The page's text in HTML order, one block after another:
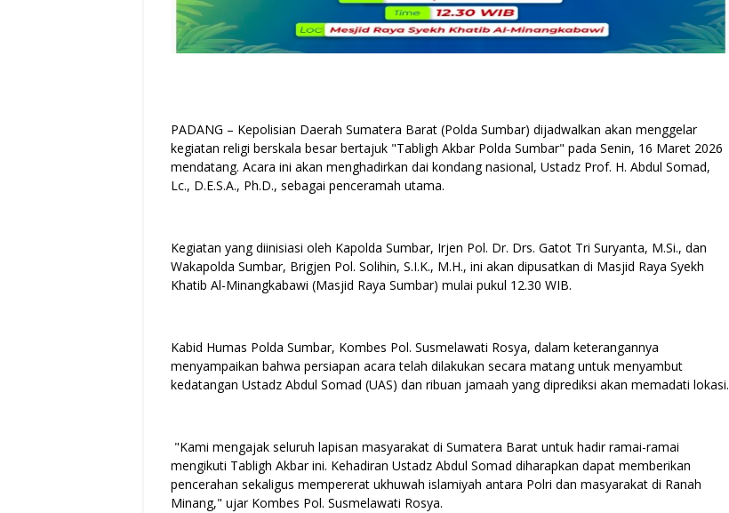
PADANG – Kepolisian Daerah Sumatera Barat (Polda Sumbar) dijadwalkan akan menggelar
kegiatan religi berskala besar bertajuk "Tabligh Akbar Polda Sumbar" pada Senin, 16 Maret 2026
mendatang. Acara ini akan menghadirkan dai kondang nasional, Ustadz Prof. H. Abdul Somad,
Lc., D.E.S.A., Ph.D., sebagai penceramah utama.
Kegiatan yang diinisiasi oleh Kapolda Sumbar, Irjen Pol. Dr. Drs. Gatot Tri Suryanta, M.Si., dan
Wakapolda Sumbar, Brigjen Pol. Solihin, S.I.K., M.H., ini akan dipusatkan di Masjid Raya Syekh
Khatib Al-Minangkabawi (Masjid Raya Sumbar) mulai pukul 12.30 WIB.
Kabid Humas Polda Sumbar, Kombes Pol. Susmelawati Rosya, dalam keterangannya
menyampaikan bahwa persiapan acara telah dilakukan secara matang untuk menyambut
kedatangan Ustadz Abdul Somad (UAS) dan ribuan jamaah yang diprediksi akan memadati lokasi.
"Kami mengajak seluruh lapisan masyarakat di Sumatera Barat untuk hadir ramai-ramai
mengikuti Tabligh Akbar ini. Kehadiran Ustadz Abdul Somad diharapkan dapat memberikan
pencerahan sekaligus mempererat ukhuwah islamiyah antara Polri dan masyarakat di Ranah
Minang," ujar Kombes Pol. Susmelawati Rosya.